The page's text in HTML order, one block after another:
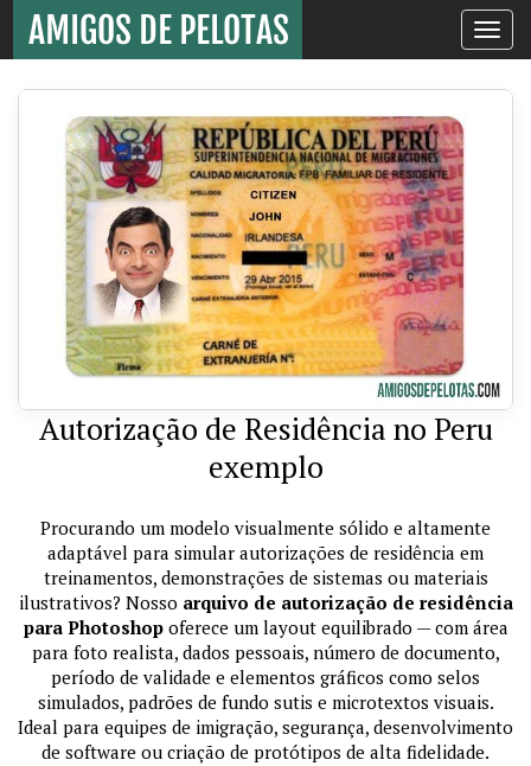
Toggle
Autorização de Residência no Peru
exemplo
Procurando um modelo visualmente sólido e altamente
adaptável para simular autorizações de residência em
treinamentos, demonstrações de sistemas ou materiais
ilustrativos? Nosso arquivo de autorização de residência
para Photoshopoferece um layout equilibrado — com área
para foto realista, dados pessoais, número de documento,
período de validade e elementos gráficos como selos
simulados, padrões de fundo sutis e microtextos visuais.
Ideal para equipes de imigração, segurança, desenvolvimento
de software ou criação de protótipos de alta fidelidade.